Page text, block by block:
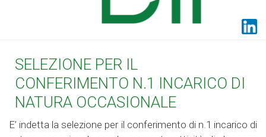
SELEZIONE PER IL
CONFERIMENTO N.1 INCARICO DI
NATURA OCCASIONALE
E’ indetta la selezione per il conferimento di n.1 incarico di